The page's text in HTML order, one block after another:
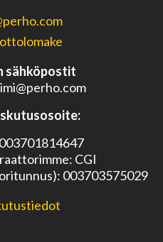
sähköpostit
CGI
003703575029